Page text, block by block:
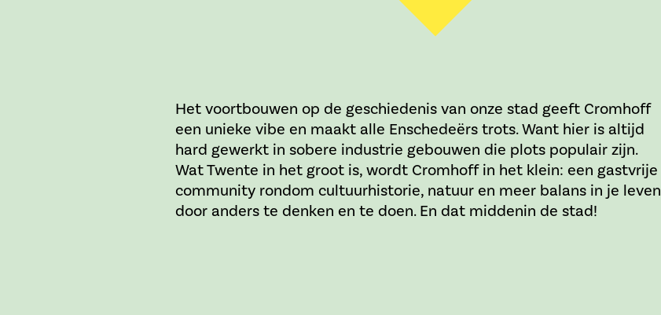
Het voortbouwen op de geschiedenis van onze stad geeft Cromhoff
een unieke vibe en maakt alle Enschedeërs trots. Want hier is altijd
hard gewerkt in sobere industrie gebouwen die plots populair zijn.
Wat Twente in het groot is, wordt Cromhoff in het klein: een gastvrije
community rondom cultuurhistorie, natuur en meer balans in je leven
door anders te denken en te doen. En dat middenin de stad!